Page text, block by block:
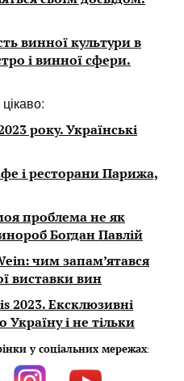
винної культури в
і винної сфери.
року. Українські
і ресторани Парижа,
проблема не як
Богдан Павлій
чим запам’ятався
виставки вин
2023. Ексклюзивні
і не тільки
у соціальних мережах: